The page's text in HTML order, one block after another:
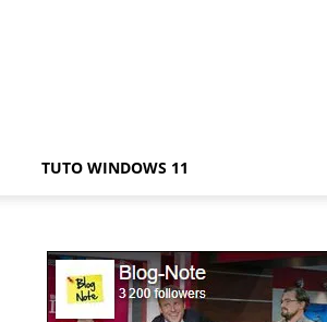
TUTO WINDOWS 11